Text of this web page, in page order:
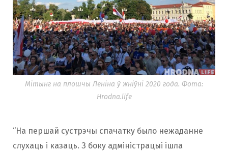
Мітынг на плошчы Леніна ў жніўні 2020 года. Фота:
Hrodna.life
“На першай сустрэчы спачатку было нежаданне
слухаць і казаць. З боку адміністрацыі ішла